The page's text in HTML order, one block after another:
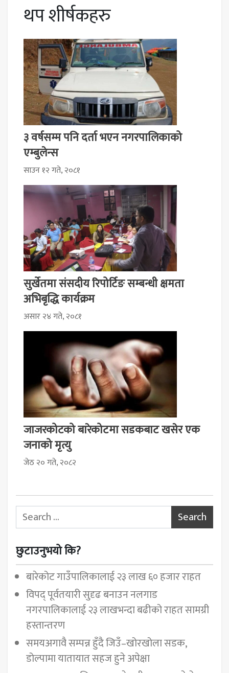
थप शीर्षकहरु
३ वर्षसम्म पनि दर्ता भएन नगरपालिकाको
एम्बुलेन्स
साउन १२ गते, २०८१
सुर्खेतमा संसदीय रिपोर्टिङ सम्बन्धी क्षमता
अभिबृद्धि कार्यक्रम
असार २४ गते, २०८१
जाजरकोटको बारेकोटमा सडकबाट खसेर एक
जनाको मृत्यु
जेठ २० गते, २०८२
Search for:
छुटाउनुभयो कि?
बारेकोट गाउँपालिकालाई २३ लाख ६० हजार राहत
विपद् पूर्वतयारी सुदृढ बनाउन नलगाड
नगरपालिकालाई २३ लाखभन्दा बढीको राहत सामग्री
हस्तान्तरण
समयअगावै सम्पन्न हुँदै जिउँ–खोरखोला सडक,
डोल्पामा यातायात सहज हुने अपेक्षा